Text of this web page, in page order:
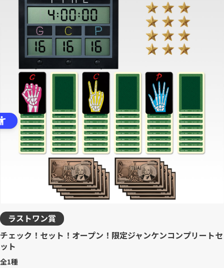
ラストワン賞
チェック！セット！オープン！限定ジャンケンコンプリートセ
ット
全1種